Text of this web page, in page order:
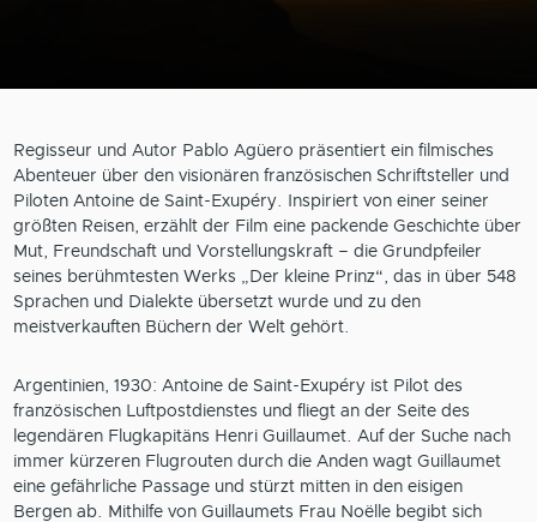
Regisseur und Autor Pablo Agüero präsentiert ein filmisches
Abenteuer über den visionären französischen Schriftsteller und
Piloten Antoine de Saint-Exupéry. Inspiriert von einer seiner
größten Reisen, erzählt der Film eine packende Geschichte über
Mut, Freundschaft und Vorstellungskraft – die Grundpfeiler
seines berühmtesten Werks „Der kleine Prinz“, das in über 548
Sprachen und Dialekte übersetzt wurde und zu den
meistverkauften Büchern der Welt gehört.
Argentinien, 1930: Antoine de Saint-Exupéry ist Pilot des
französischen Luftpostdienstes und fliegt an der Seite des
legendären Flugkapitäns Henri Guillaumet. Auf der Suche nach
immer kürzeren Flugrouten durch die Anden wagt Guillaumet
eine gefährliche Passage und stürzt mitten in den eisigen
Bergen ab. Mithilfe von Guillaumets Frau Noëlle begibt sich